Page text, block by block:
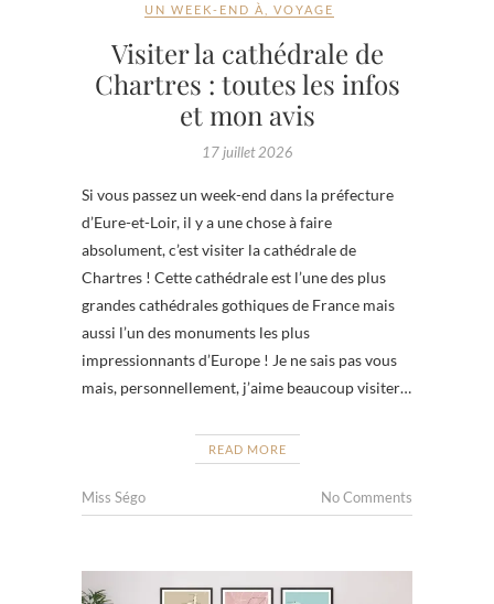
UN WEEK-END À VOYAGE
Visiter la cathédrale de
Chartres : toutes les infos
et mon avis
17 juillet 2026
Si vous passez un week-end dans la préfecture
d’Eure-et-Loir, il y a une chose à faire
absolument, c’est visiter la cathédrale de
Chartres ! Cette cathédrale est l’une des plus
grandes cathédrales gothiques de France mais
aussi l’un des monuments les plus
impressionnants d’Europe ! Je ne sais pas vous
mais, personnellement, j’aime beaucoup visiter…
READ MORE
Miss Ségo No Comments